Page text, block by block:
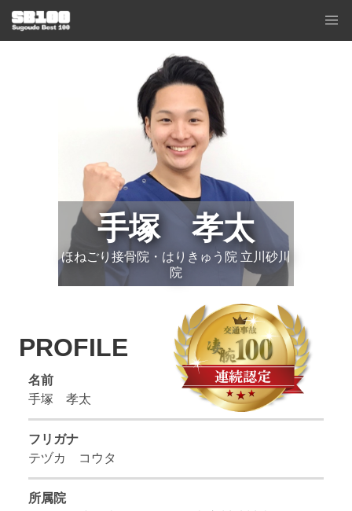
手塚 孝太
ほねごり接骨院・はりきゅう院 立川砂川
院
PROFILE
名前
手塚 孝太
フリガナ
テヅカ コウタ
所属院